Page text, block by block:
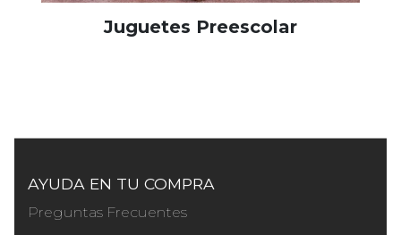
Juguetes Preescolar
AYUDA EN TU COMPRA
Preguntas Frecuentes